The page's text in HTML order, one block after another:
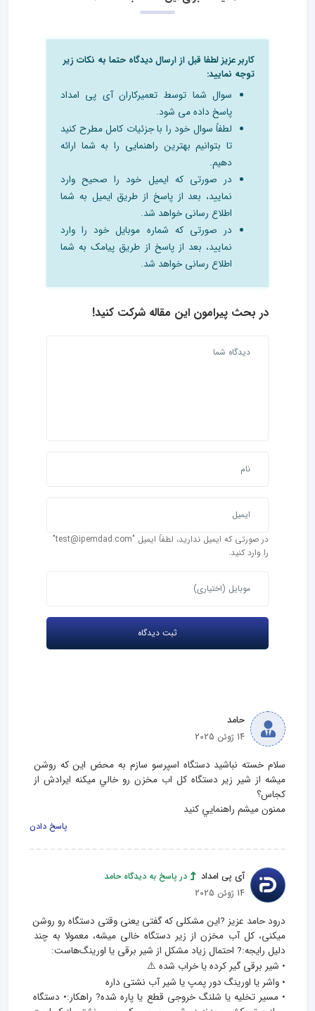
کاربر عزیز لطفا قبل از ارسال دیدگاه حتما به نکات زیر
توجه نمایید:
سوال شما توسط تعمیرکاران آی پی امداد
پاسخ داده می شود.
لطفاً سوال خود را با جزئیات کامل مطرح کنید
تا بتوانیم بهترین راهنمایی را به شما ارائه
دهیم.
در صورتی که ایمیل خود را صحیح وارد
نمایید، بعد از پاسخ از طریق ایمیل به شما
اطلاع رسانی خواهد شد.
در صورتی که شماره موبایل خود را وارد
نمایید، بعد از پاسخ از طریق پیامک به شما
اطلاع رسانی خواهد شد.
در بحث‌ پیرامون این مقاله شرکت کنید!
در صورتی که ایمیل ندارید، لطفاً ایمیل "test@ipemdad.com"
را وارد کنید.
حامد
14 ژوئن 2025
سلام خسته نباشيد دستگاه اسپرسو سازم به محض اين كه روشن
ميشه از شير زير دستگاه كل اب مخزن رو خالي ميكنه ايرادش از
ممنون ميشم راهنمايي كنيد
پاسخ دادن
آی پی امداد
در پاسخ به دیدگاه حامد
14 ژوئن 2025
درود حامد عزیز ?این مشکلی که گفتی یعنی وقتی دستگاه رو روشن
میکنی، کل آب مخزن از زیر دستگاه خالی میشه، معمولا به چند
• مسیر تخلیه یا شلنگ خروجی قطع یا پاره شده? راهکار:• دستگاه